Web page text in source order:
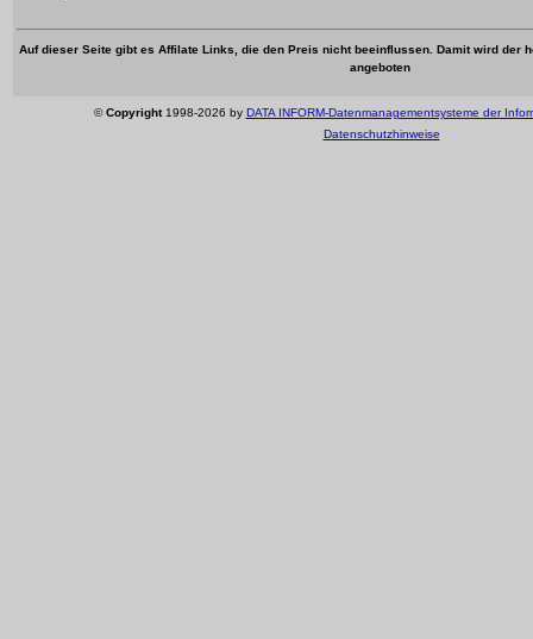
Auf dieser Seite gibt es Affilate Links, die den Preis nicht beeinflussen. Damit wird der
angeboten
©Copyright1998-2026 by DATA INFORM-Datenmanagementsysteme der
Datenschutzhinweise